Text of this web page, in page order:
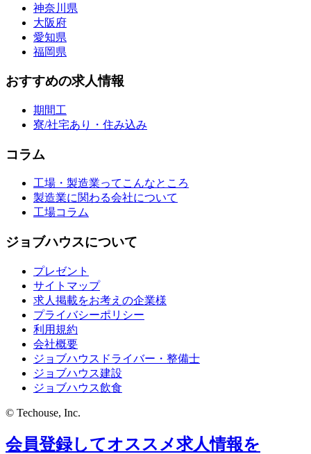
神奈川県
大阪府
愛知県
福岡県
おすすめの求人情報
期間工
寮/社宅あり・住み込み
コラム
工場・製造業ってこんなところ
製造業に関わる会社について
工場コラム
ジョブハウスについて
プレゼント
サイトマップ
求人掲載をお考えの企業様
プライバシーポリシー
利用規約
会社概要
ジョブハウスドライバー・整備士
ジョブハウス建設
ジョブハウス飲食
© Techouse, Inc.
会員登録してオススメ求人情報を